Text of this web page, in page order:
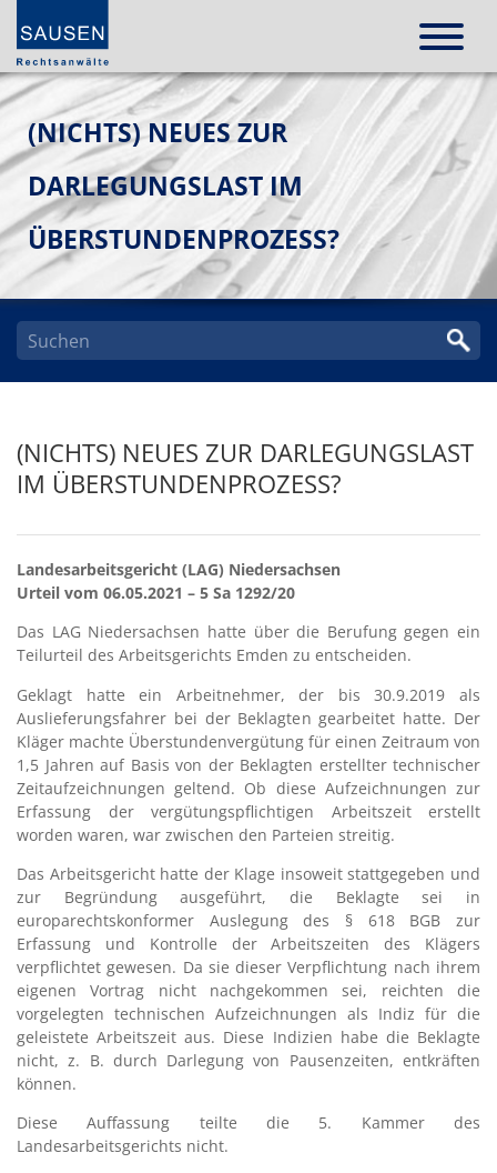
(NICHTS) NEUES ZUR
DARLEGUNGSLAST IM
ÜBERSTUNDENPROZESS?
(NICHTS) NEUES ZUR DARLEGUNGSLAST
IM ÜBERSTUNDENPROZESS?
Landesarbeitsgericht (LAG) Niedersachsen
Urteil vom 06.05.2021 – 5 Sa 1292/20
Das LAG Niedersachsen hatte über die Berufung gegen ein
Teilurteil des Arbeitsgerichts Emden zu entscheiden.
Geklagt hatte ein Arbeitnehmer, der bis 30.9.2019 als
Auslieferungsfahrer bei der Beklagten gearbeitet hatte. Der
Kläger machte Überstundenvergütung für einen Zeitraum von
1,5 Jahren auf Basis von der Beklagten erstellter technischer
Zeitaufzeichnungen geltend. Ob diese Aufzeichnungen zur
Erfassung der vergütungspflichtigen Arbeitszeit erstellt
worden waren, war zwischen den Parteien streitig.
Das Arbeitsgericht hatte der Klage insoweit stattgegeben und
zur Begründung ausgeführt, die Beklagte sei in
europarechtskonformer Auslegung des § 618 BGB zur
Erfassung und Kontrolle der Arbeitszeiten des Klägers
verpflichtet gewesen. Da sie dieser Verpflichtung nach ihrem
eigenen Vortrag nicht nachgekommen sei, reichten die
vorgelegten technischen Aufzeichnungen als Indiz für die
geleistete Arbeitszeit aus. Diese Indizien habe die Beklagte
nicht, z. B. durch Darlegung von Pausenzeiten, entkräften
können.
Diese Auffassung teilte die 5. Kammer des
Landesarbeitsgerichts nicht.